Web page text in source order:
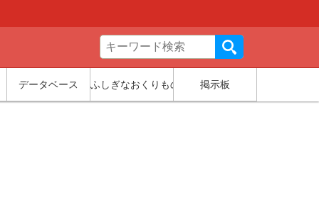
データベース ふしぎなおくりもの 掲示板